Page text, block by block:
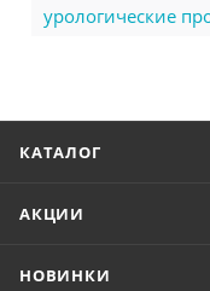
урологические
КАТАЛОГ
АКЦИИ
НОВИНКИ